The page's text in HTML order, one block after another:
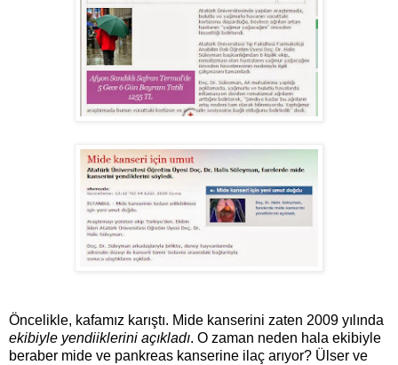
Öncelikle, kafamız karıştı. Mide kanserini zaten 2009 yılında
ekibiyle yendiiklerini açıkladı. O zaman neden hala ekibiyle
beraber mide ve pankreas kanserine ilaç arıyor? Ülser ve